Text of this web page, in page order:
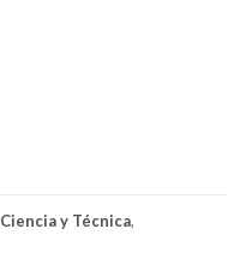
Ciencia y Técnica,